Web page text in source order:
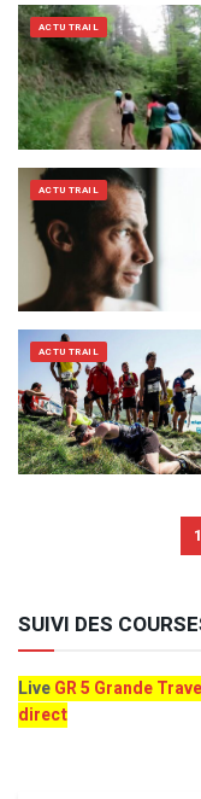
ACTU TRAIL
ACTU TRAIL
ACTU TRAIL
1
SUIVI DES
LiveGR 5 Grande
direct